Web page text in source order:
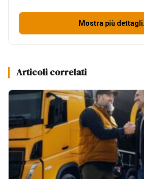
Mostra più
Articoli correlati